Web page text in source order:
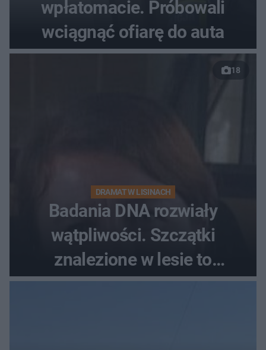
wpłatomacie. Próbowali
wciągnąć ofiarę do auta
18
DRAMAT W LISINACH
Badania DNA rozwiały
wątpliwości. Szczątki
znalezione w lesie to
zaginiona Jowita Zielińska